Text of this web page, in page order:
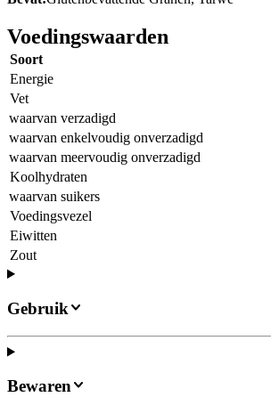
Voedingswaarden
Soort
Energie
Vet
waarvan verzadigd
waarvan enkelvoudig onverzadigd
waarvan meervoudig onverzadigd
Koolhydraten
waarvan suikers
Voedingsvezel
Eiwitten
Zout
Gebruik
Bewaren